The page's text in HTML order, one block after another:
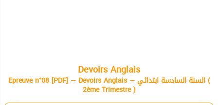
Devoirs Anglais
Epreuve n°08 [PDF] — Devoirs Anglais — السنة السادسة ابتدائي (
2ème Trimestre )